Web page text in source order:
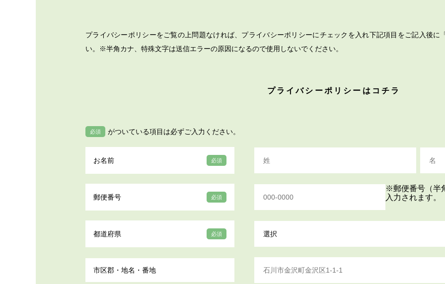
プライバシーポリシーをご覧の上問題なければ、プライバシーポリシーにチェックを入れ下記項目をご記入後に
い。※半角カナ、特殊文字は送信エラーの原因になるので使用しないでください。
プライバシーポリシーはコチラ
必須 がついている項目は必ずご入力ください。
お名前 必須
郵便番号 必須
※郵便番号（半
入力されます。
都道府県 必須
市区郡・地名・番地